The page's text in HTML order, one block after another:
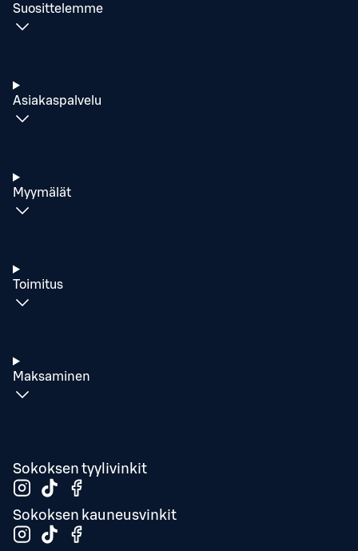
Suosittelemme
Asiakaspalvelu
Myymälät
Toimitus
Maksaminen
Sokoksen tyylivinkit
Sokoksen kauneusvinkit